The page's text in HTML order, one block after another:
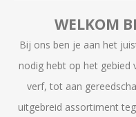
WELKOM
Bij ons ben je aan het
nodig hebt op het gebied
verf, tot aan
uitgebreid assortiment